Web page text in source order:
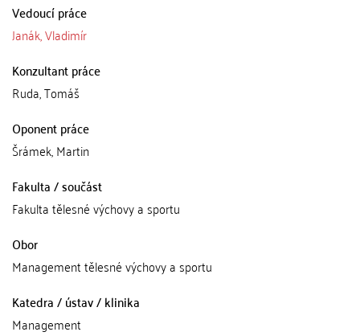
Vedoucí práce
Janák, Vladimír
Konzultant práce
Ruda, Tomáš
Oponent práce
Šrámek, Martin
Fakulta / součást
Fakulta tělesné výchovy a sportu
Obor
Management tělesné výchovy a sportu
Katedra / ústav / klinika
Management